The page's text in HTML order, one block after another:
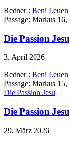
Redner : Beni
Passage: Markus 16,
Die Passion
3. April 2026
Redner : Beni
Passage: Markus 15,
Die Passion Jesu
Die Passion
29. März 2026